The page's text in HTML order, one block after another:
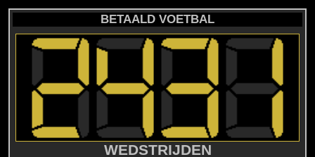
BETAALD VOETBAL
WEDSTRIJDEN